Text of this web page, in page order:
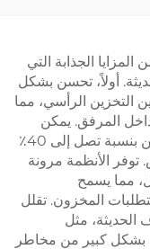
الجذابة التي
أولاً، تحسن بشكل
التخزين الرأسي، مما
المرفق. يمكن
لهذه التحسينات الرأسية زيادة سعة التخزين بنسبة تصل إلى 40٪
توفر الأنظمة مرونة
مما يسمح
المخزون. تقلل
الحديثة، مثل
بشكل كبير من مخاطر